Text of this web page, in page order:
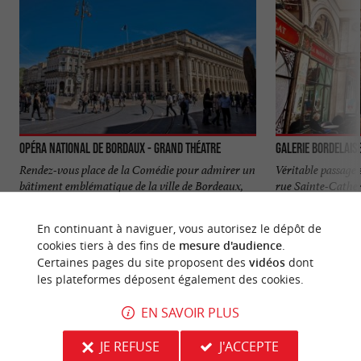
Opéra National de Bordaux - Grand Théatre
Rendez-vous place de la Comédie pour admirer un
bâtiment emblématique de la ville de Bordeaux,
57 m - Bordeaux
Galerie
Véritable
rue Sainte-
146 m -
En continuant à naviguer, vous autorisez le dépôt de
cookies tiers à des fins de mesure d'audience.
Certaines pages du site proposent des vidéosdont
les plateformes déposent également des cookies.
EN SAVOIR PLUS
JE REFUSE
J'ACCEPTE